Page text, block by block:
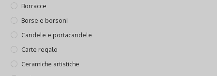
Borracce
Borse e borsoni
Candele e portacandele
Carte regalo
Ceramiche artistiche